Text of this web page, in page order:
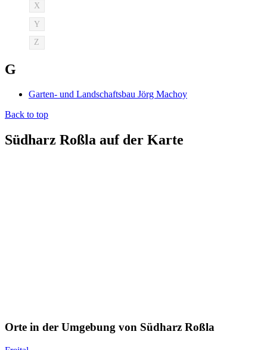
X
Y
Z
G
Garten- und Landschaftsbau Jörg Machoy
Back to top
Südharz Roßla auf der Karte
Orte in der Umgebung von Südharz Roßla